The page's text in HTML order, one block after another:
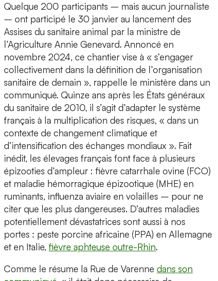
Quelque 200 participants – mais aucun journaliste
– ont participé le 30 janvier au lancement des
Assises du sanitaire animal par la ministre de
l’Agriculture Annie Genevard. Annoncé en
novembre 2024, ce chantier vise à « s’engager
collectivement dans la définition de l’organisation
sanitaire de demain », rappelle le ministère dans un
communiqué. Quinze ans après les États généraux
du sanitaire de 2010, il s’agit d’adapter le système
français à la multiplication des risques, « dans un
contexte de changement climatique et
d’intensification des échanges mondiaux ». Fait
inédit, les élevages français font face à plusieurs
épizooties d’ampleur : fièvre catarrhale ovine (FCO)
et maladie hémorragique épizootique (MHE) en
ruminants, influenza aviaire en volailles – pour ne
citer que les plus dangereuses. D’autres maladies
potentiellement dévastatrices sont aussi à nos
portes : peste porcine africaine (PPA) en Allemagne
et en Italie, fièvre aphteuse outre-Rhin.
Comme le résume la Rue de Varenne dans son